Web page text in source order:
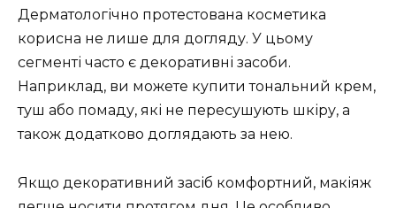
Дерматологічно протестована косметика
корисна не лише для догляду. У цьому
сегменті часто є декоративні засоби.
Наприклад, ви можете купити тональний крем,
туш або помаду, які не пересушують шкіру, а
також додатково доглядають за нею.
Якщо декоративний засіб комфортний, макіяж